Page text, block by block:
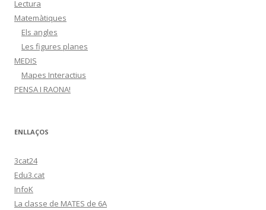
Lectura
Matemàtiques
Els angles
Les figures planes
MEDIS
Mapes Interactius
PENSA I RAONA!
ENLLAÇOS
3cat24
Edu3.cat
InfoK
La classe de MATES de 6A